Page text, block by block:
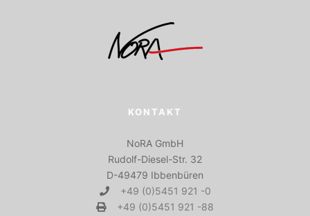
KONTAKT
NoRA GmbH
Rudolf-Diesel-Str. 32
D-49479 Ibbenbüren
+49 (0)5451 921 -0
+49 (0)5451 921 -88